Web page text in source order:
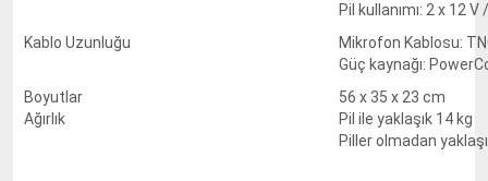
Pil kullanımı: 2 x 12 V
Kablo Uzunluğu
Mikrofon Kablosu:
Güç kaynağı:
Boyutlar
56 x 35 x 23 cm
Ağırlık
Pil ile yaklaşık 14 kg
Piller olmadan